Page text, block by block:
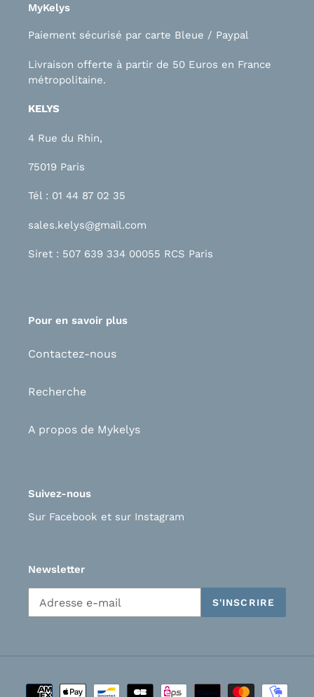
MyKelys
Paiement sécurisé par carte Bleue / Paypal
Livraison offerte à partir de 50 Euros en France
métropolitaine.
KELYS
4 Rue du Rhin,
75019 Paris
Tél : 01 44 87 02 35
sales.kelys@gmail.com
Siret : 507 639 334 00055 RCS Paris
Pour en savoir plus
Contactez-nous
Recherche
A propos de Mykelys
Suivez-nous
Sur Facebook et sur Instagram
Newsletter
S'INSCRIRE
Moyens